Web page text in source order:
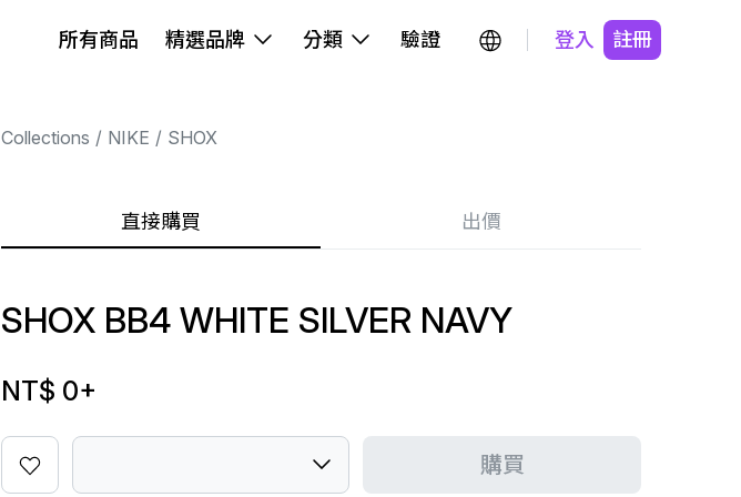
所有商品 精選品牌 分類 驗證 登入 註冊
Collections NIKE SHOX
直接購買 出價
SHOX BB4 WHITE SILVER NAVY
NT$ 0+
購買